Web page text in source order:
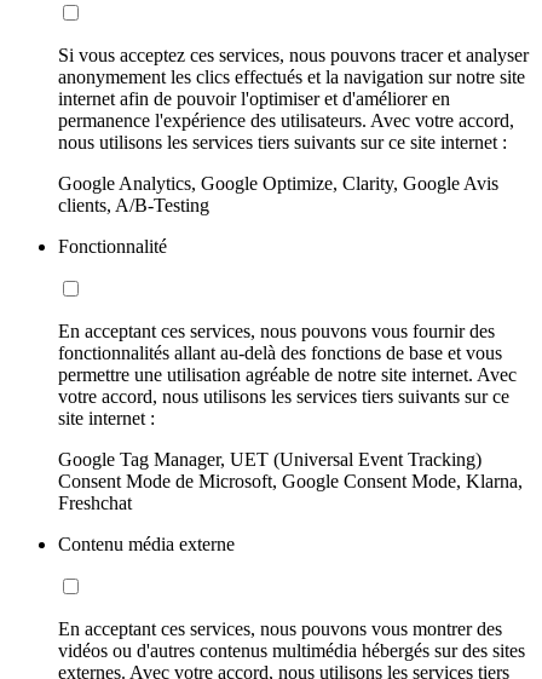
Si vous acceptez ces services, nous pouvons tracer et analyser
anonymement les clics effectués et la navigation sur notre site
internet afin de pouvoir l'optimiser et d'améliorer en
permanence l'expérience des utilisateurs. Avec votre accord,
nous utilisons les services tiers suivants sur ce site internet :
Google Analytics, Google Optimize, Clarity, Google Avis
clients, A/B-Testing
Fonctionnalité
En acceptant ces services, nous pouvons vous fournir des
fonctionnalités allant au-delà des fonctions de base et vous
permettre une utilisation agréable de notre site internet. Avec
votre accord, nous utilisons les services tiers suivants sur ce
site internet :
Google Tag Manager, UET (Universal Event Tracking)
Consent Mode de Microsoft, Google Consent Mode, Klarna,
Freshchat
Contenu média externe
En acceptant ces services, nous pouvons vous montrer des
vidéos ou d'autres contenus multimédia hébergés sur des sites
externes. Avec votre accord, nous utilisons les services tiers